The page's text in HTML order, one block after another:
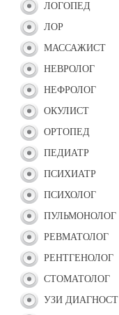
ЛОГОПЕД
ЛОР
МАССАЖИСТ
НЕВРОЛОГ
НЕФРОЛОГ
ОКУЛИСТ
ОРТОПЕД
ПЕДИАТР
ПСИХИАТР
ПСИХОЛОГ
ПУЛЬМОНОЛОГ
РЕВМАТОЛОГ
РЕНТГЕНОЛОГ
СТОМАТОЛОГ
УЗИ ДИАГНОСТ